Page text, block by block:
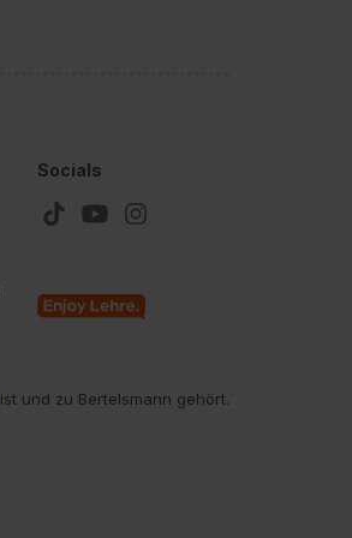
Socials
ist und zu Bertelsmann gehört.